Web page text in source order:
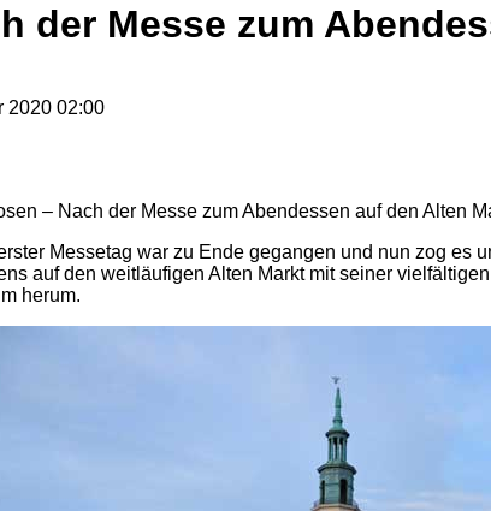
der Messe zum
2020 02:00
Messetag war zu Ende gegangen und nun zog es
auf den weitläufigen Alten Markt mit seiner
herum.